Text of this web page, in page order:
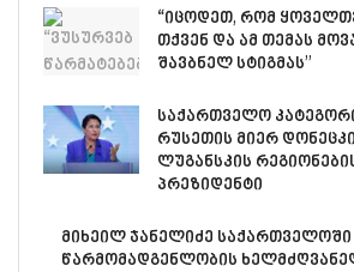
“იცოდეთ, რომ
თქვენ და ამ თემას
შავბნელ სტიგმას”
საქართველო
რუსეთის მიერ
ლუგანსკის
პრეზიდენტი
მიხეილ ჯანელიძე
წარმომადგენლობის